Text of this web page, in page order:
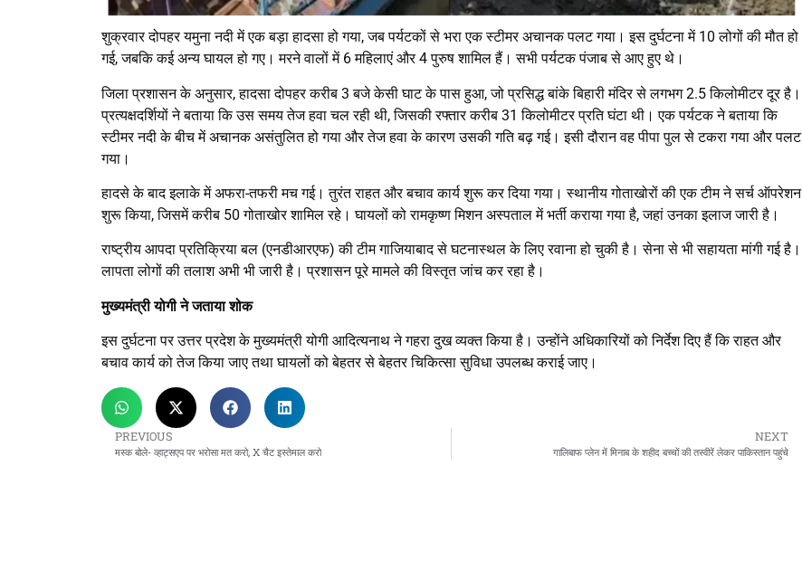
शुक्रवार दोपहर यमुना नदी में एक बड़ा हादसा हो गया, जब पर्यटकों से भरा एक स्टीमर अचानक पलट गया। इस दुर्घटना में 10 लोगों की मौत हो
गई, जबकि कई अन्य घायल हो गए। मरने वालों में 6 महिलाएं और 4 पुरुष शामिल हैं। सभी पर्यटक पंजाब से आए हुए थे।
जिला प्रशासन के अनुसार, हादसा दोपहर करीब 3 बजे केसी घाट के पास हुआ, जो प्रसिद्ध बांके बिहारी मंदिर से लगभग 2.5 किलोमीटर दूर है।
प्रत्यक्षदर्शियों ने बताया कि उस समय तेज हवा चल रही थी, जिसकी रफ्तार करीब 31 किलोमीटर प्रति घंटा थी। एक पर्यटक ने बताया कि
स्टीमर नदी के बीच में अचानक असंतुलित हो गया और तेज हवा के कारण उसकी गति बढ़ गई। इसी दौरान वह पीपा पुल से टकरा गया और पलट
गया।
हादसे के बाद इलाके में अफरा-तफरी मच गई। तुरंत राहत और बचाव कार्य शुरू कर दिया गया। स्थानीय गोताखोरों की एक टीम ने सर्च ऑपरेशन
शुरू किया, जिसमें करीब 50 गोताखोर शामिल रहे। घायलों को रामकृष्ण मिशन अस्पताल में भर्ती कराया गया है, जहां उनका इलाज जारी है।
राष्ट्रीय आपदा प्रतिक्रिया बल (एनडीआरएफ) की टीम गाजियाबाद से घटनास्थल के लिए रवाना हो चुकी है। सेना से भी सहायता मांगी गई है।
लापता लोगों की तलाश अभी भी जारी है। प्रशासन पूरे मामले की विस्तृत जांच कर रहा है।
मुख्यमंत्री योगी ने जताया शोक
इस दुर्घटना पर उत्तर प्रदेश के मुख्यमंत्री योगी आदित्यनाथ ने गहरा दुख व्यक्त किया है। उन्होंने अधिकारियों को निर्देश दिए हैं कि राहत और
बचाव कार्य को तेज किया जाए तथा घायलों को बेहतर से बेहतर चिकित्सा सुविधा उपलब्ध कराई जाए।
PREVIOUS
मस्क बोले- व्हाट्सएप पर भरोसा मत करो, X चैट इस्तेमाल करो
NEXT
गालिबाफ प्लेन में मिनाब के शहीद बच्चों की तस्वीरें लेकर पाकिस्तान पहुंचे